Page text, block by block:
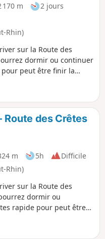
170 m
2 jours
Rhin)
sur la Route des
dormir ou continuer
peut être finir la
proposant de
des Crêtes
m 5h
Difficile
Rhin)
sur la Route des
dormir ou
rapide pour peut être